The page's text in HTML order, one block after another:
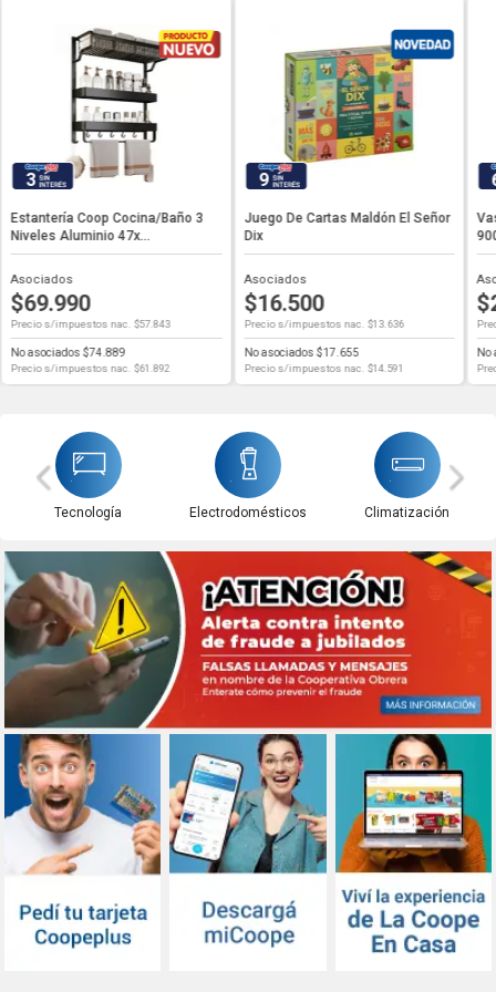
3
Estantería Coop Cocina/baño 3
Niveles Aluminio 47x...
Asociados
$69.990
Precio s/impuestos nac. $57.843
No asociados $74.889
Precio s/impuestos nac. $61.892
9
Juego De Cartas Maldón El Señor
Dix
Asociados
$16.500
Precio s/impuestos nac. $13.636
No asociados $17.655
Precio s/impuestos nac. $14.591
No
Tecnología Electrodomésticos Climatización